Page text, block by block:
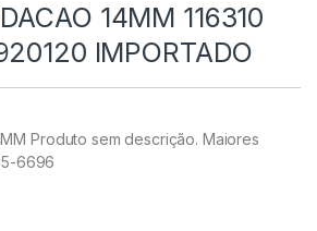
14MM 116310
IMPORTADO
Produto sem descrição. Maiores
6696